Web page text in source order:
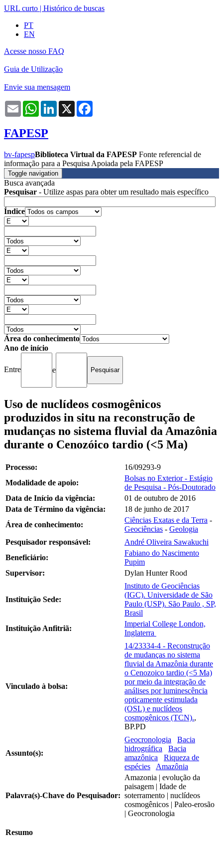
URL curto | Histórico de buscas
PT
EN
Acesse nosso FAQ
Guia de Utilização
Envie sua mensagem
Email WhatsAppLinkedIn
X
FAPESP
bv-fapespBiblioteca Virtual da FAPESP Fonte referencial de
informação para a Pesquisa Apoiada pela FAPESP
Toggle navigation
Busca avançada
Pesquisar - Utilize aspas para obter um resultado mais específico
Índice
Área do conhecimento
Ano de início
Entre e
Uso de nuclídeos cosmogênicos
produzidos in situ na reconstrução de
mudanças no sistema fluvial da Amazônia
durante o Cenozóico tardio (<5 Ma)
Processo:
16/09293-9
Modalidade de apoio:
Bolsas no Exterior - Estágio
de Pesquisa - Pós-Doutorado
Data de Início da vigência:
01 de outubro de 2016
Data de Término da vigência:
18 de junho de 2017
Área de conhecimento:
Ciências Exatas e da Terra -
Geociências - Geologia
Pesquisador responsável:
André Oliveira Sawakuchi
Beneficiário:
Fabiano do Nascimento
Pupim
Supervisor:
Dylan Hunter Rood
Instituição Sede:
Instituto de Geociências
(IGC). Universidade de São
Paulo (USP). São Paulo , SP,
Brasil
Instituição Anfitriã:
Imperial College London,
Inglaterra
Vinculado à bolsa:
14/23334-4 - Reconstrução
de mudanças no sistema
fluvial da Amazônia durante
o Cenozoico tardio (<5 Ma)
por meio da integração de
análises por luminescência
opticamente estimulada
(OSL) e nuclídeos
cosmogênicos (TCN).,
BP.PD
Assunto(s):
Geocronologia
Bacia
hidrográfica
Bacia
amazônica
Riqueza de
espécies
Amazônia
Palavra(s)-Chave do Pesquisador:
Amazonia | evolução da
paisagem | Idade de
soterramento | nuclídeos
cosmogênicos | Paleo-erosão
| Geocronologia
Resumo